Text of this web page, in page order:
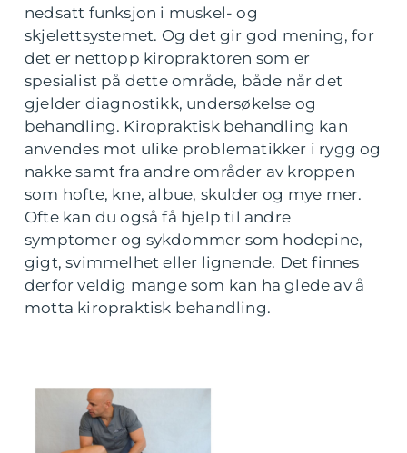
nedsatt funksjon i muskel- og
skjelettsystemet. Og det gir god mening, for
det er nettopp kiropraktoren som er
spesialist på dette område, både når det
gjelder diagnostikk, undersøkelse og
behandling. Kiropraktisk behandling kan
anvendes mot ulike problematikker i rygg og
nakke samt fra andre områder av kroppen
som hofte, kne, albue, skulder og mye mer.
Ofte kan du også få hjelp til andre
symptomer og sykdommer som hodepine,
gigt, svimmelhet eller lignende. Det finnes
derfor veldig mange som kan ha glede av å
motta kiropraktisk behandling.